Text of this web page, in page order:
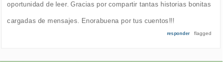
oportunidad de leer. Gracias por compartir tantas historias bonitas
cargadas de mensajes. Enorabuena por tus cuentos!!!
responder flagged